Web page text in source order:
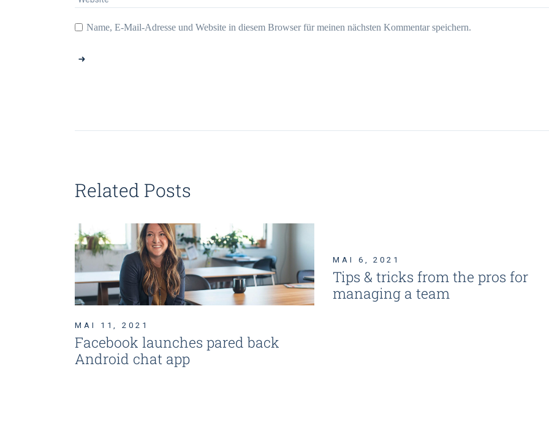
Name, E-Mail-Adresse und Website in diesem Browser für meinen nächsten Kommentar speichern.
Related Posts
MAI 11, 2021
Facebook launches pared back
Android chat app
MAI 6, 2021
Tips & tricks from the pros for
managing a team